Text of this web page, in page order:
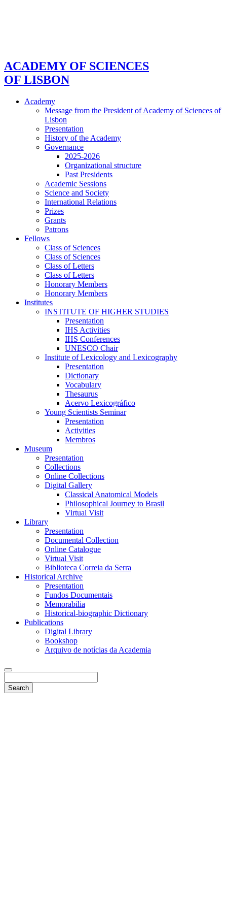
ACADEMY OF SCIENCES
OF LISBON
Academy
Message from the President of Academy of Sciences of
Lisbon
Presentation
History of the Academy
Governance
2025-2026
Organizational structure
Past Presidents
Academic Sessions
Science and Society
International Relations
Prizes
Grants
Patrons
Fellows
Class of Sciences
Class of Sciences
Class of Letters
Class of Letters
Honorary Members
Honorary Members
Institutes
INSTITUTE OF HIGHER STUDIES
Presentation
IHS Activities
IHS Conferences
UNESCO Chair
Institute of Lexicology and Lexicography
Presentation
Dictionary
Vocabulary
Thesaurus
Acervo Lexicográfico
Young Scientists Seminar
Presentation
Activities
Membros
Museum
Presentation
Collections
Online Collections
Digital Gallery
Classical Anatomical Models
Philosophical Journey to Brasil
Virtual Visit
Library
Presentation
Documental Collection
Online Catalogue
Virtual Visit
Biblioteca Correia da Serra
Historical Archive
Presentation
Fundos Documentais
Memorabilia
Historical-biographic Dictionary
Publications
Digital Library
Bookshop
Arquivo de notícias da Academia